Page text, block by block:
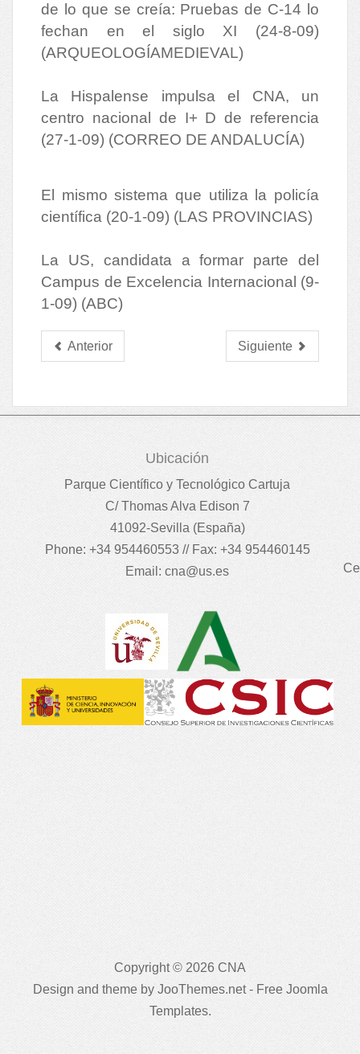
de lo que se creía: Pruebas de C-14 lo
fechan en el siglo XI (24-8-09)
(ARQUEOLOGÍAMEDIEVAL)
La Hispalense impulsa el CNA, un
centro nacional de I+ D de referencia
(27-1-09) (CORREO DE ANDALUCÍA)
El mismo sistema que utiliza la policía
científica (20-1-09) (LAS PROVINCIAS)
La US, candidata a formar parte del
Campus de Excelencia Internacional (9-
1-09) (ABC)
Anterior Siguiente
Ubicación
Parque Científico y Tecnológico Cartuja
C/ Thomas Alva Edison 7
41092-Sevilla (España)
Phone: +34 954460553 // Fax: +34 954460145
Email: cna@us.es
Copyright © 2026 CNA
Design and theme by JooThemes.net - Free Joomla
Templates.